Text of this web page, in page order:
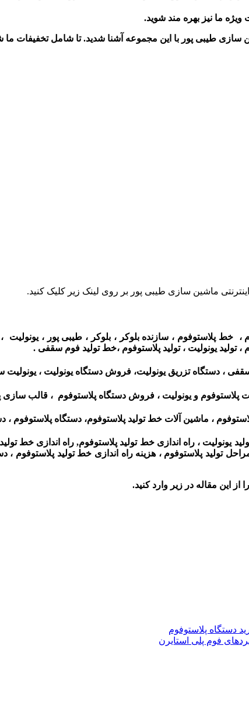
ما نیز بهره مند شوید.
سازی طیبی پور با این مجموعه آشنا شدید. تا شامل تخفیفات ما
ماشین سازی طیبی پور بر روی لینک زیر کلیک کنید.
، خط پلاستوفوم ، سازنده بلوکر ، بلوکر ، طیبی پور ،
تولید یونولیت ، تولید پلاستوفوم ،خط تولید فوم سقفی .
، دستگاه تزریق یونولیت، فروش دستگاه یونولیت ،
پلاستوفوم و یونولیت ، فروش دستگاه پلاستوفوم ، قالب سازی
، ماشین آلات خط تولید پلاستوفوم، دستگاه پلاستوفوم ،
یونولیت ، راه اندازی خط تولید پلاستوفوم, راه اندازی خط
مراحل تولید پلاستوفوم ، هزینه راه اندازی خط تولید
این مقاله در زیر وارد کنید.
دستگاه پلاستوفوم
فوم پلی استایرن